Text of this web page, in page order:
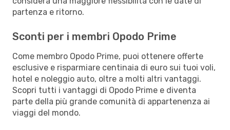
partenza e ritorno.
Sconti per i membri Opodo Prime
Come membro Opodo Prime, puoi ottenere offerte
esclusive e risparmiare centinaia di euro sui tuoi voli,
hotel e noleggio auto, oltre a molti altri vantaggi.
Scopri tutti i vantaggi di Opodo Prime e diventa
parte della più grande comunità di appartenenza ai
viaggi del mondo.